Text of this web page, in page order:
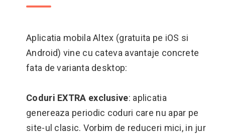
Aplicatia mobila Altex (gratuita pe iOS si
Android) vine cu cateva avantaje concrete
fata de varianta desktop:
Coduri EXTRA exclusive: aplicatia
genereaza periodic coduri care nu apar pe
site-ul clasic. Vorbim de reduceri mici, in jur